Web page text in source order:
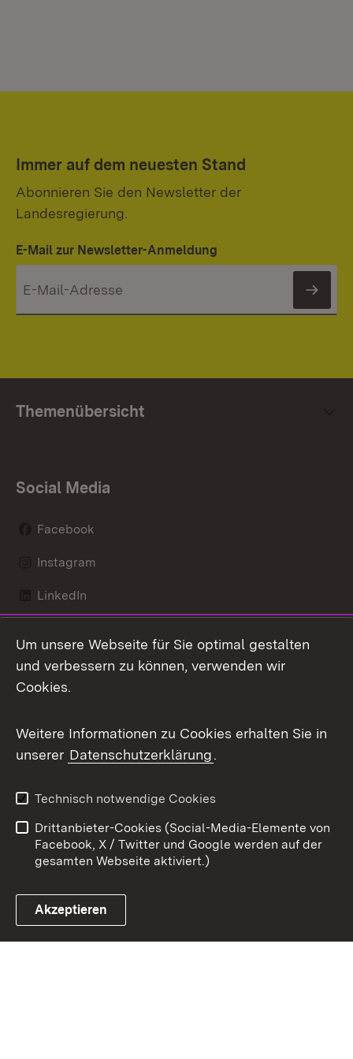
Immer auf dem neuesten Stand
Abonnieren Sie den Newsletter der
Landesregierung.
E-Mail zur Newsletter-Anmeldung
Themenübersicht
Social Media
Facebook
Instagram
LinkedIn
X / Twitter
Youtube
Link zum Landesportal
Kontakt
Datenschutz
Barrierefreiheit
Impressum
Cookies
Um unsere Webseite für Sie optimal gestalten
und verbessern zu können, verwenden wir
Cookies.
Weitere Informationen zu Cookies erhalten Sie in
unserer Datenschutzerklärung.
Technisch notwendige Cookies
Drittanbieter-Cookies (Social-Media-Elemente von
Facebook, X / Twitter und Google werden auf der
gesamten Webseite aktiviert.)
Akzeptieren